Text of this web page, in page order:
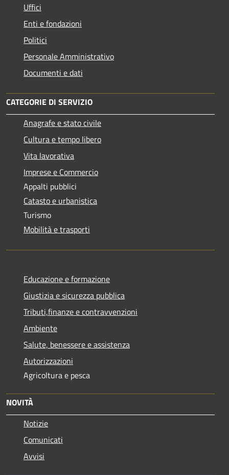
Uffici
Enti e fondazioni
Politici
Personale Amministrativo
Documenti e dati
CATEGORIE DI SERVIZIO
Anagrafe e stato civile
Cultura e tempo libero
Vita lavorativa
Imprese e Commercio
Appalti pubblici
Catasto e urbanistica
Turismo
Mobilità e trasporti
Educazione e formazione
Giustizia e sicurezza pubblica
Tributi,finanze e contravvenzioni
Ambiente
Salute, benessere e assistenza
Autorizzazioni
Agricoltura e pesca
NOVITÀ
Notizie
Comunicati
Avvisi